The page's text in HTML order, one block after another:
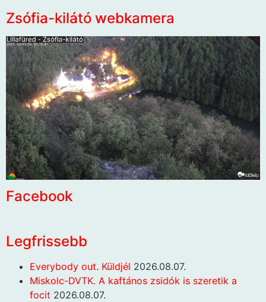
Zsófia-kilátó webkamera
Facebook
Legfrissebb
Everybody out. Küldjél 2026.08.07.
Miskolc-DVTK. A kaftános zsidók is szeretik a
focit 2026.08.07.